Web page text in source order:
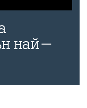
най-